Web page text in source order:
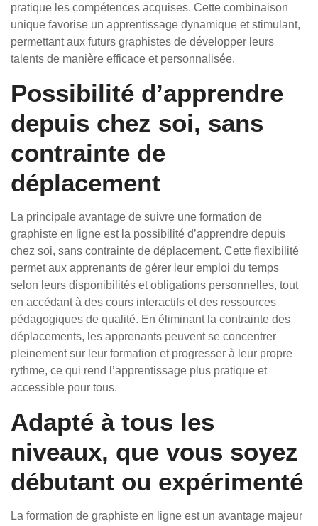
pratique les compétences acquises. Cette combinaison
unique favorise un apprentissage dynamique et stimulant,
permettant aux futurs graphistes de développer leurs
talents de manière efficace et personnalisée.
Possibilité d’apprendre
depuis chez soi, sans
contrainte de
déplacement
La principale avantage de suivre une formation de
graphiste en ligne est la possibilité d’apprendre depuis
chez soi, sans contrainte de déplacement. Cette flexibilité
permet aux apprenants de gérer leur emploi du temps
selon leurs disponibilités et obligations personnelles, tout
en accédant à des cours interactifs et des ressources
pédagogiques de qualité. En éliminant la contrainte des
déplacements, les apprenants peuvent se concentrer
pleinement sur leur formation et progresser à leur propre
rythme, ce qui rend l’apprentissage plus pratique et
accessible pour tous.
Adapté à tous les
niveaux, que vous soyez
débutant ou expérimenté
La formation de graphiste en ligne est un avantage majeur